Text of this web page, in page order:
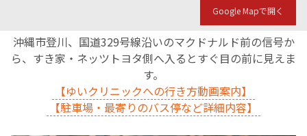
Google Mapで開く
沖縄市登川、国道329号線沿いのマクドナルド前の信号か
ら、すき家・ネッツトヨタ側へ入るとすぐ目の前に見えま
す。
【ゆいクリニックへの行き方動画案内】
【駐車場・最寄りのバス停など詳細内容】